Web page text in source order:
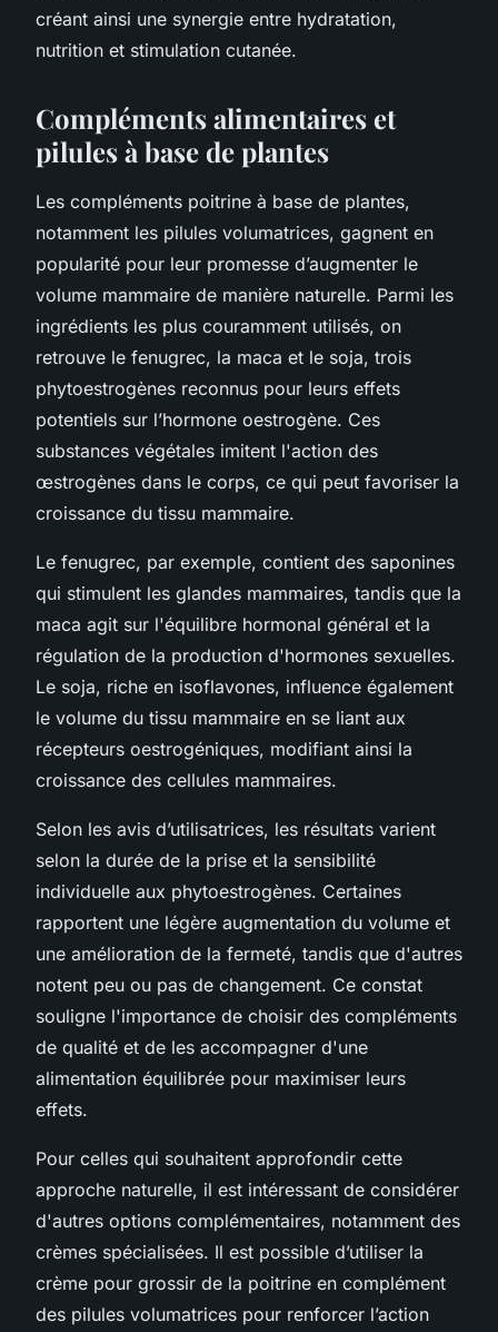
créant ainsi une synergie entre hydratation,
nutrition et stimulation cutanée.
Compléments alimentaires et
pilules à base de plantes
Les compléments poitrine à base de plantes,
notamment les pilules volumatrices, gagnent en
popularité pour leur promesse d’augmenter le
volume mammaire de manière naturelle. Parmi les
ingrédients les plus couramment utilisés, on
retrouve le fenugrec, la maca et le soja, trois
phytoestrogènes reconnus pour leurs effets
potentiels sur l’hormone oestrogène. Ces
substances végétales imitent l'action des
œstrogènes dans le corps, ce qui peut favoriser la
croissance du tissu mammaire.
Le fenugrec, par exemple, contient des saponines
qui stimulent les glandes mammaires, tandis que la
maca agit sur l'équilibre hormonal général et la
régulation de la production d'hormones sexuelles.
Le soja, riche en isoflavones, influence également
le volume du tissu mammaire en se liant aux
récepteurs oestrogéniques, modifiant ainsi la
croissance des cellules mammaires.
Selon les avis d’utilisatrices, les résultats varient
selon la durée de la prise et la sensibilité
individuelle aux phytoestrogènes. Certaines
rapportent une légère augmentation du volume et
une amélioration de la fermeté, tandis que d'autres
notent peu ou pas de changement. Ce constat
souligne l'importance de choisir des compléments
de qualité et de les accompagner d'une
alimentation équilibrée pour maximiser leurs
effets.
Pour celles qui souhaitent approfondir cette
approche naturelle, il est intéressant de considérer
d'autres options complémentaires, notamment des
crèmes spécialisées. Il est possible d’utiliser la
crème pour grossir de la poitrine en complément
des pilules volumatrices pour renforcer l’action